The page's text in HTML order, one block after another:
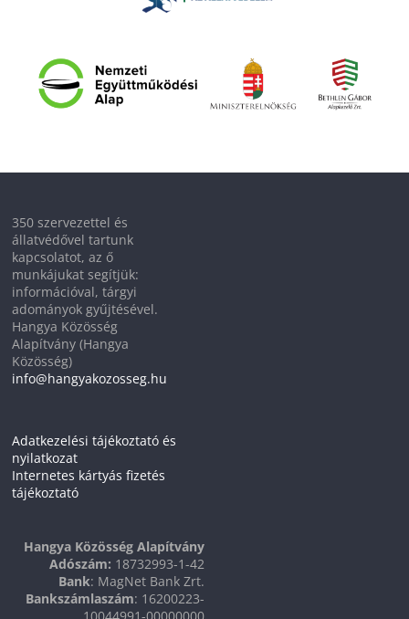
350 szervezettel és
állatvédővel tartunk
kapcsolatot, az ő
munkájukat segítjük:
információval, tárgyi
adományok gyűjtésével.
Hangya Közösség
Alapítvány (Hangya
Közösség)
info@hangyakozosseg.hu
Adatkezelési tájékoztató és
nyilatkozat
Internetes kártyás fizetés
tájékoztató
Hangya Közösség Alapítvány
Adószám: 18732993-1-42
Bank: MagNet Bank Zrt.
Bankszámlaszám: 16200223-